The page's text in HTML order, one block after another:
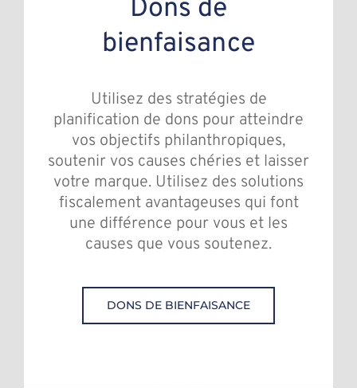
Dons de
bienfaisance
Utilisez des stratégies de
planification de dons pour atteindre
vos objectifs philanthropiques,
soutenir vos causes chéries et laisser
votre marque. Utilisez des solutions
fiscalement avantageuses qui font
une différence pour vous et les
causes que vous soutenez.
DONS DE BIENFAISANCE